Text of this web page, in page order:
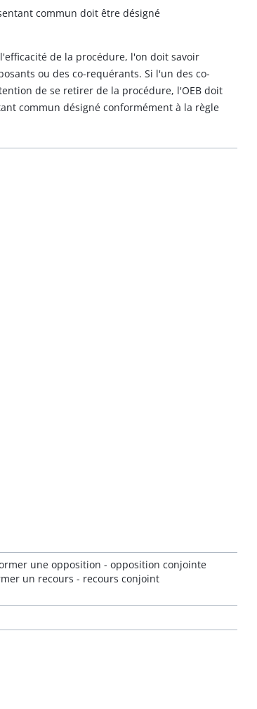
commun doit être désigné
de la procédure, l'on doit savoir
ou des co-requérants. Si l'un des co-
de se retirer de la procédure, l'OEB doit
commun désigné conformément à la règle
une opposition - opposition conjointe
un recours - recours conjoint